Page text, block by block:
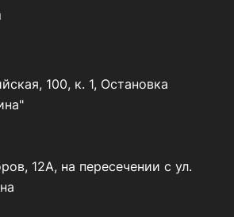
100, к. 1, Остановка
12А, на пересечении с ул.